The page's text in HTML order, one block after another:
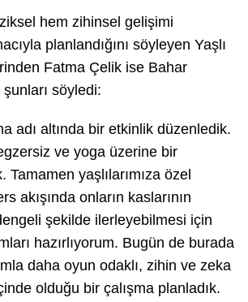
hem zihinsel gelişimi
planlandığını söyleyen Yaşlı
Fatma Çelik ise Bahar
söyledi:
adı altında bir etkinlik düzenledik.
ve yoga üzerine bir
Tamamen yaşlılarımıza özel
akışında onların kaslarının
şekilde ilerleyebilmesi için
hazırlıyorum. Bugün de burada
daha oyun odaklı, zihin ve zeka
olduğu bir çalışma planladık.